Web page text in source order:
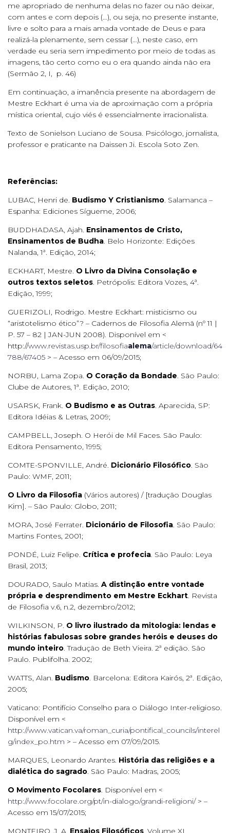
me apropriado de nenhuma delas no fazer ou não deixar,
com antes e com depois (…), ou seja, no presente instante,
livre e solto para a mais amada vontade de Deus e para
realizá-la plenamente, sem cessar (…), neste caso, em
verdade eu seria sem impedimento por meio de todas as
imagens, tão certo como eu o era quando ainda não era
(Sermão 2, I, p. 46)
Em continuação, a imanência presente na abordagem de
Mestre Eckhart é uma via de aproximação com a própria
mística oriental, cujo viés é essencialmente irracionalista.
Texto de Sonielson Luciano de Sousa. Psicólogo, jornalista,
professor e praticante na Daissen Ji. Escola Soto Zen.
Referências:
LUBAC, Henri de. Budismo Y Cristianismo . Salamanca –
Espanha: Ediciones Sígueme, 2006;
BUDDHADASA, Ajah. Ensinamentos de Cristo,
Ensinamentos de Budha . Belo Horizonte: Edições
Nalanda, 1ª. Edição, 2014;
ECKHART, Mestre. O Livro da Divina Consolação e
outros textos seletos . Petrópolis: Editora Vozes, 4ª.
Edição, 1999;
GUERIZOLI, Rodrigo. Mestre Eckhart: misticismo ou
“aristotelismo ético”? – Cadernos de Filosofia Alemã (nº 11 |
P. 57 – 82 | JAN-JUN 2008). Disponível em <
http://www.revistas.usp.br/filosofiaalema/article/download/64
788/67405 > – Acesso em 06/09/2015;
NORBU, Lama Zopa. O Coração da Bondade . São Paulo:
Clube de Autores, 1ª. Edição, 2010;
USARSK, Frank. O Budismo e as Outras . Aparecida, SP:
Editora Idéias & Letras, 2009;
CAMPBELL, Joseph. O Herói de Mil Faces. São Paulo:
Editora Pensamento, 1995;
COMTE-SPONVILLE, André. Dicionário Filosófico . São
Paulo: WMF, 2011;
O Livro da Filosofia (Vários autores) / [tradução Douglas
Kim]. – São Paulo: Globo, 2011;
MORA, José Ferrater. Dicionário de Filosofia . São Paulo:
Martins Fontes, 2001;
PONDÉ, Luiz Felipe. Crítica e profecia . São Paulo: Leya
Brasil, 2013;
DOURADO, Saulo Matias. A distinção entre vontade
própria e desprendimento em Mestre Eckhart . Revista
de Filosofia v.6, n.2, dezembro/2012;
WILKINSON, P. O livro ilustrado da mitologia: lendas e
histórias fabulosas sobre grandes heróis e deuses do
mundo inteiro . Tradução de Beth Vieira. 2ª edição. São
Paulo. Publifolha. 2002;
WATTS, Alan. Budismo . Barcelona: Editora Kairós, 2ª. Edição,
2005;
Vaticano: Pontifício Conselho para o Diálogo Inter-religioso.
Disponível em <
http://www.vatican.va/roman_curia/pontifical_councils/interel
g/index_po.htm > – Acesso em 07/09/2015.
MARQUES, Leonardo Arantes. História das religiões e a
dialética do sagrado . São Paulo: Madras, 2005;
O Movimento Focolares . Disponível em <
http://www.focolare.org/pt/in-dialogo/grandi-religioni/> –
Acesso em 15/07/2015;
MONTEIRO, J. A. Ensaios Filosóficos , Volume XI.